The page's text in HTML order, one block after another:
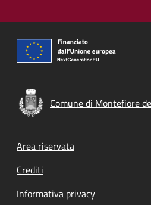
Comune di Montefiore
Footer menu
Area riservata
Crediti
Informativa privacy